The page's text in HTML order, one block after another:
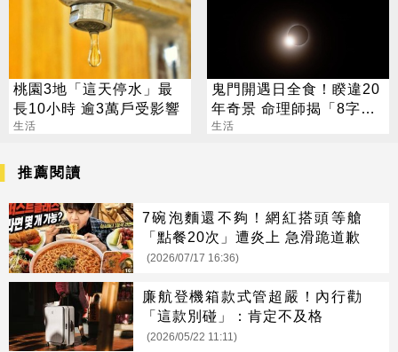
桃園3地「這天停水」最
長10小時 逾3萬戶受影響
生活
鬼門開遇日全食！睽違20
年奇景 命理師揭「8字」
叮囑
生活
推薦閱讀
7碗泡麵還不夠！網紅搭頭等艙
「點餐20次」遭炎上 急滑跪道歉
(2026/07/17 16:36)
廉航登機箱款式管超嚴！內行勸
「這款別碰」：肯定不及格
(2026/05/22 11:11)